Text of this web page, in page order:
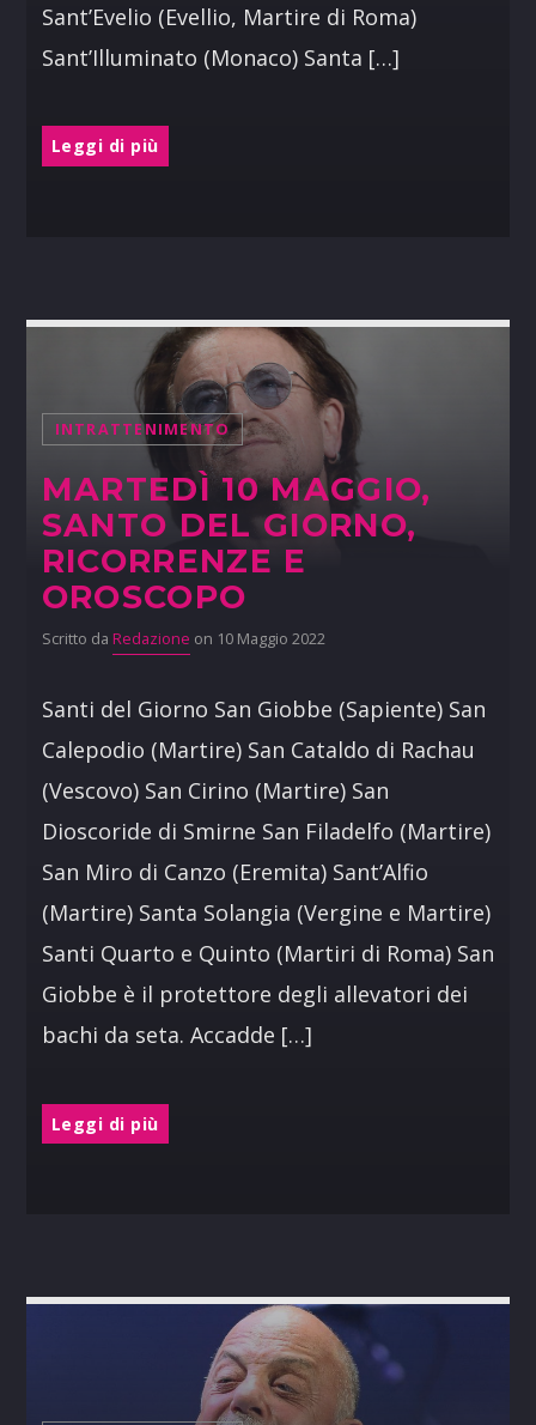
Sant’Evelio (Evellio, Martire di Roma)
Sant’Illuminato (Monaco) Santa […]
Leggi di più
INTRATTENIMENTO
MARTEDÌ 10 MAGGIO,
SANTO DEL GIORNO,
RICORRENZE E
OROSCOPO
Scritto da Redazione on 10 Maggio 2022
Santi del Giorno San Giobbe (Sapiente) San
Calepodio (Martire) San Cataldo di Rachau
(Vescovo) San Cirino (Martire) San
Dioscoride di Smirne San Filadelfo (Martire)
San Miro di Canzo (Eremita) Sant’Alfio
(Martire) Santa Solangia (Vergine e Martire)
Santi Quarto e Quinto (Martiri di Roma) San
Giobbe è il protettore degli allevatori dei
bachi da seta. Accadde […]
Leggi di più